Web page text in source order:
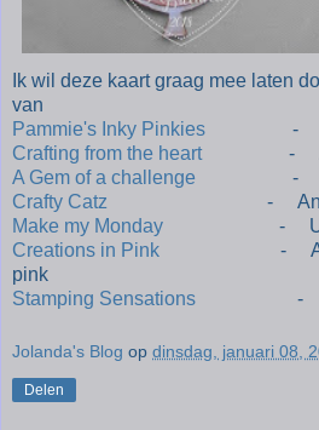
Ik wil deze kaart graag mee laten
van
Pammie's Inky Pinkies -
Crafting from the heart-
A Gem of a challenge -
Crafty Catz -
Make my Monday - Use
Creations in Pink - Anything
pink
Stamping Sensations -
Jolanda's Blog op dinsdag, januari 08,
Delen